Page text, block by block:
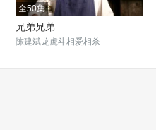
全50集
兄弟兄弟
陈建斌龙虎斗相爱相杀